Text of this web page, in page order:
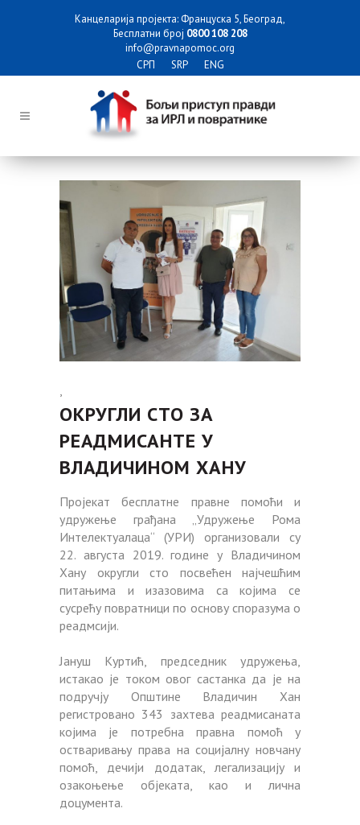
Канцеларија пројекта: Француска 5, Београд,
Бесплатни број 0800 108 208
info@pravnapomoc.org
СРП
SRP ENG
,
ОКРУГЛИ СТО ЗА
РЕАДМИСАНТЕ У
ВЛАДИЧИНОМ ХАНУ
Пројекат бесплатне правне помоћи и
удружење грађана „Удружење Рома
Интелектуалаца“ (УРИ) организовали су
22. августа 2019. године у Владичином
Хану округли сто посвећен најчешћим
питањима и изазовима са којима се
сусрећу повратници по основу споразума о
реадмсији.
Јануш Куртић, председник удружења,
истакао је током овог састанка да је на
подручју Општине Владичин Хан
регистровано 343 захтева реадмисаната
којима је потребна правна помоћ у
остваривању права на социјалну новчану
помоћ, дечији додатак, легализацију и
озакоњење објеката, као и лична
доцумента.